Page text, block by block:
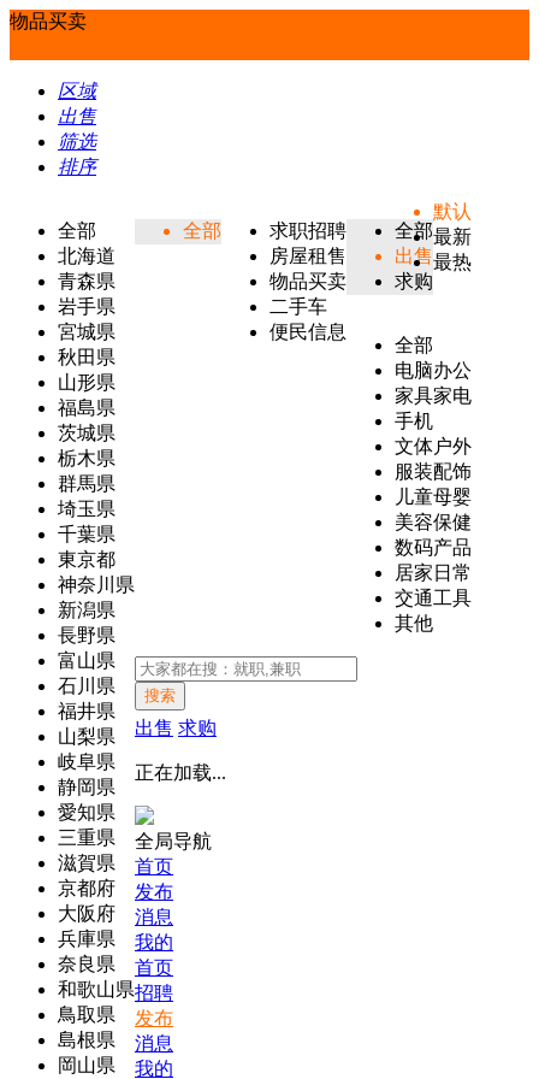
物品买卖
区域
出售
筛选
排序
全部
北海道
青森県
岩手県
宮城県
秋田県
山形県
福島県
茨城県
栃木県
群馬県
埼玉県
千葉県
東京都
神奈川県
新潟県
長野県
富山県
石川県
福井県
山梨県
岐阜県
静岡県
愛知県
三重県
滋賀県
京都府
大阪府
兵庫県
奈良県
和歌山県
鳥取県
島根県
岡山県
全部
求职招聘
房屋租售
物品买卖
二手车
便民信息
全部
出售
求购
全部
电脑办公
家具家电
手机
文体户外
服装配饰
儿童母婴
美容保健
数码产品
居家日常
交通工具
其他
默认
最新
最热
搜索
出售 求购
正在加载...
全局导航
首页
发布
消息
我的
首页
招聘
发布
消息
我的